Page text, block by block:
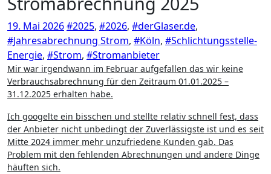
19. Mai 2026#2025, #2026, #derGlaser.de,
#Jahresabrechnung Strom, #Köln, #Schlichtungsstelle-
Energie, #Strom, #Stromanbieter
Mir war irgendwann im Februar aufgefallen das wir keine
Verbrauchsabrechnung für den Zeitraum 01.01.2025 –
31.12.2025 erhalten habe.
Ich googelte ein bisschen und stellte relativ schnell fest, dass
der Anbieter nicht unbedingt der Zuverlässigste ist und es seit
Mitte 2024 immer mehr unzufriedene Kunden gab. Das
Problem mit den fehlenden Abrechnungen und andere Dinge
häuften sich.